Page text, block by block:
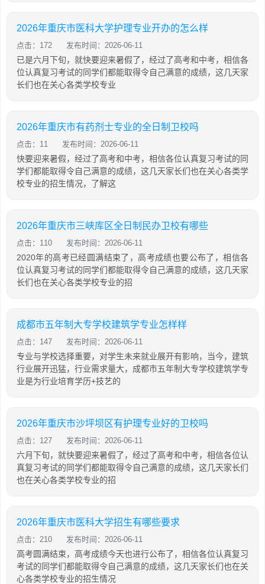
2026年重庆市医科大学护理专业开办的怎么样
点击：172 发布时间：2026-06-11
已是六月下旬，就快要迎来暑假了，经过了高考和中考，相信各
位认真复习考试的同学们都能取得令自己满意的成绩，这几天家
长们也在关心各类学校专业
2026年重庆市有药剂士专业的全日制卫校吗
点击：11 发布时间：2026-06-11
快要迎来暑假，经过了高考和中考，相信各位认真复习考试的同
学们都能取得令自己满意的成绩，这几天家长们也在关心各类学
校专业的招生情况，了解这
2026年重庆市三峡库区全日制民办卫校有哪些
点击：110 发布时间：2026-06-11
2020年的高考已经圆满结束了，高考成绩也要公布了，相信各
位认真复习考试的同学们都能取得令自己满意的成绩，这几天家
长们也在关心各类学校专业的招
成都市五年制大专学校建筑学专业怎样样
点击：147 发布时间：2026-06-11
专业与学校选择重要，对学生未来就业展开有影响，当今，建筑
行业展开迅猛，行业需求量大，成都市五年制大专学校建筑学专
业是为行业培育学历+技艺的
2026年重庆市沙坪坝区有护理专业好的卫校吗
点击：127 发布时间：2026-06-11
六月下旬，就快要迎来暑假了，经过了高考和中考，相信各位认
真复习考试的同学们都能取得令自己满意的成绩，这几天家长们
也在关心各类学校专业的招
2026年重庆市医科大学招生有哪些要求
点击：210 发布时间：2026-06-11
高考圆满结束，高考成绩今天也进行公布了，相信各位认真复习
考试的同学们都能取得令自己满意的成绩，这几天家长们也在关
心各类学校专业的招生情况